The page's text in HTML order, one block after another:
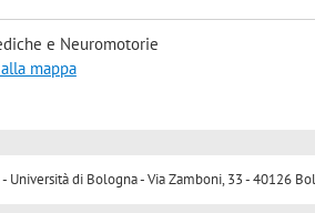
e Neuromotorie
mappa
Università di Bologna - Via Zamboni, 33 - 40126